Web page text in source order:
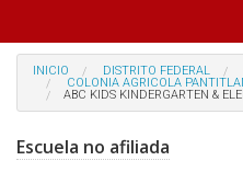
INICIO
BKS JUVENILES
INTERÉS
INICIO DISTRITO FEDERAL
COLONIA AGRICOLA
ABC KIDS KINDERGARTEN &
Escuela no afiliada